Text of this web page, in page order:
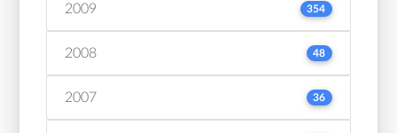
2009 354
2008 48
2007 36